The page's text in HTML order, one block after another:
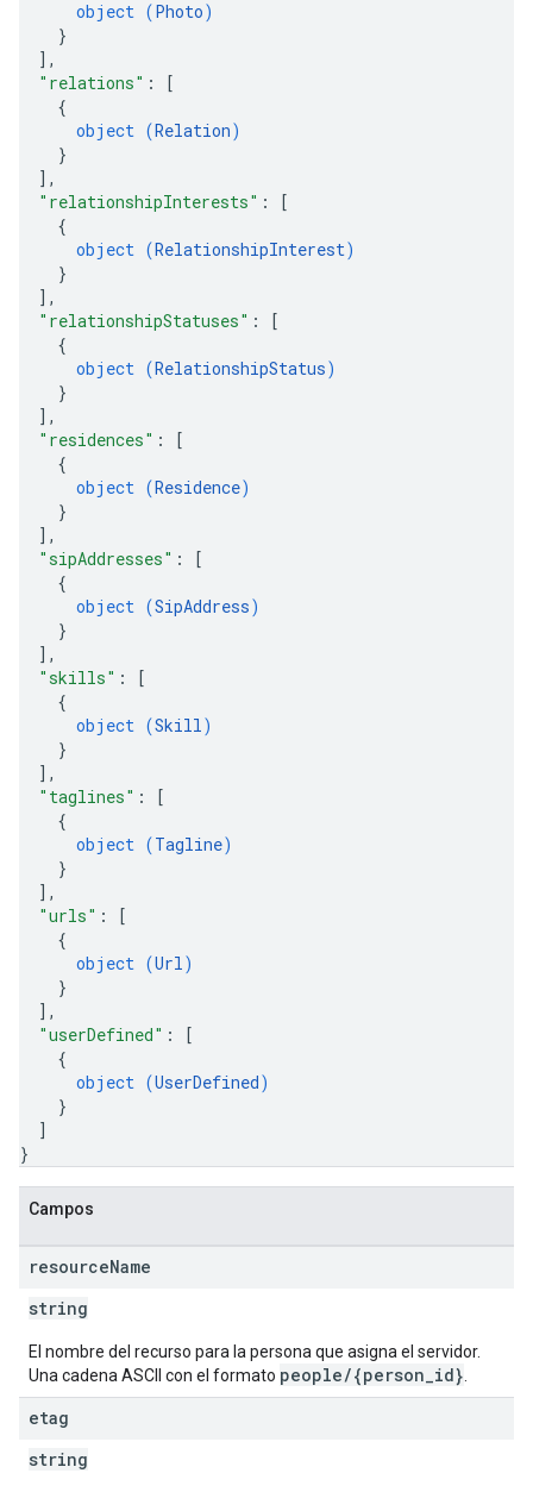
object (Photo)
}
] ,
"relations" :
[
{
object (Relation)
}
] ,
"relationshipInterests" :
[
{
object (RelationshipInterest)
}
] ,
"relationshipStatuses" :
[
{
object (RelationshipStatus)
}
] ,
"residences" :
[
{
object (Residence)
}
] ,
"sipAddresses" :
[
{
object (SipAddress)
}
] ,
"skills" :
[
{
object (Skill)
}
] ,
"taglines" :
[
{
object (Tagline)
}
] ,
"urls" :
[
{
object (Url)
}
] ,
"userDefined" :
[
{
object (UserDefined)
}
]
}
Campos
resourceName
string
El nombre del recurso para la persona que asigna el servidor.
Una cadena ASCII con el formato people/{person_id}
etag
string